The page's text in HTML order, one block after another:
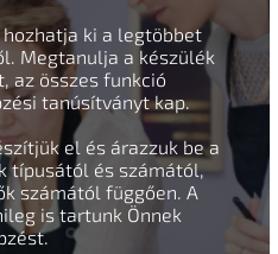
ki a legtöbbet
Megtanulja a készülék
az összes funkció
tanúsítványt kap.
el és árazzuk be a
típusától és számától,
számától függően. A
is tartunk Önnek